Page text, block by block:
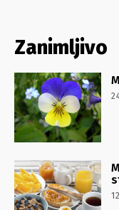
Zanimljivo